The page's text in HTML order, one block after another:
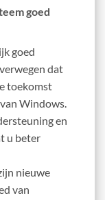
goed
goed
dat
toekomst
Windows.
en
u beter
nieuwe
van